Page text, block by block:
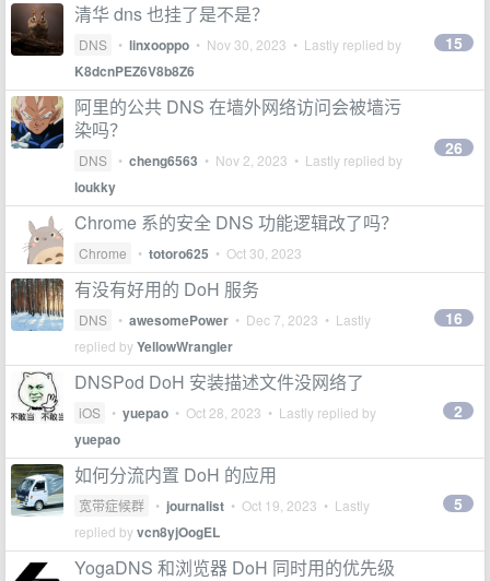
清华 dns 也挂了是不是？
DNS • linxooppo • Nov 30, 2023 • Lastly replied by
K8dcnPEZ6V8b8Z6
15
阿里的公共 DNS 在墙外网络访问会被墙污
染吗？
DNS • cheng6563 • Nov 2, 2023 • Lastly replied by
loukky
26
Chrome 系的安全 DNS 功能逻辑改了吗？
Chrome • totoro625 • Oct 30, 2023
有没有好用的 DoH 服务
DNS • awesomePower • Dec 7, 2023 • Lastly
replied byYellowWrangler
16
DNSPod DoH 安装描述文件没网络了
iOS • yuepao • Oct 28, 2023 • Lastly replied by
yuepao
2
如何分流内置 DoH 的应用
宽带症候群 • journalist • Oct 19, 2023 • Lastly
replied byvcn8yjOogEL
5
YogaDNS 和浏览器 DoH 同时用的优先级